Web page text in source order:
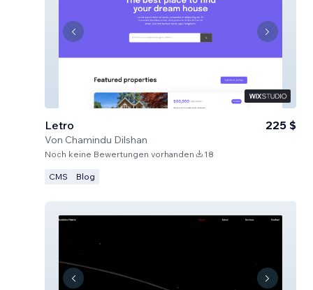
Letro
Von Chamindu Dilshan
225 $
Noch keine Bewertungen vorhanden 18
CMS Blog